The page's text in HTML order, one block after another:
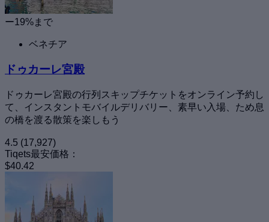
ー19%まで
ベネチア
ドゥカーレ宮殿
ドゥカーレ宮殿の行列スキップチケットをオンライン予約し
て、インスタントモバイルデリバリー、素早い入場、ため息
の橋を渡る散策を楽しもう
4.5 (17,927)
Tiqets最安価格：
$40.42